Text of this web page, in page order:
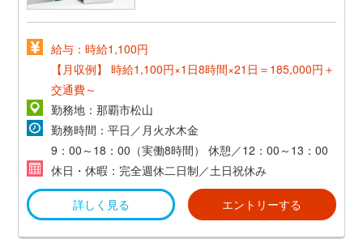
給与：時給1,100円
【月収例】 時給1,100円×1日8時間×21日＝185,000円＋
交通費～
勤務地：那覇市松山
勤務時間：平日／月火水木金
9：00～18：00（実働8時間）
休憩／12：00～13：00
休日・休暇：完全週休二日制／土日祝休み
詳しく見る エントリーする